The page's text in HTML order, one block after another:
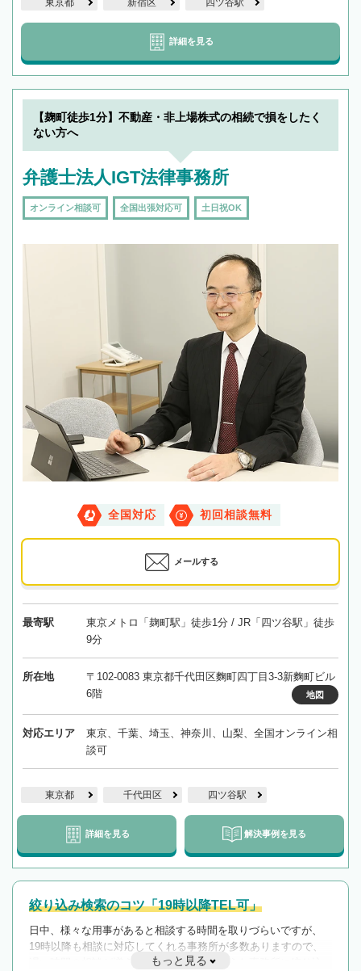
東京都 新宿区 四ツ谷駅
詳細を見る
【麹町徒歩1分】不動産・非上場株式の相続で損をしたく
ない方へ
弁護士法人IGT法律事務所
オンライン相談可 全国出張対応可 土日祝OK
全国対応 初回相談無料
メールする
最寄駅
東京メトロ「麹町駅」徒歩1分 / JR「四ツ谷駅」徒歩
9分
所在地
〒102-0083 東京都千代田区麴町四丁目3-3新麴町ビル
6階
地図
対応エリア
東京、千葉、埼玉、神奈川、山梨、全国オンライン相
談可
東京都 千代田区 四ツ谷駅
詳細を見る 解決事例を見る
絞り込み検索のコツ「19時以降TEL可」
日中、様々な用事があると相談する時間を取りづらいですが、
19時以降も相談に対応してくれる事務所が多数ありますので、
遅い時間の相談が増えそうな場合はそのような事務所に絞り込
もっと見る